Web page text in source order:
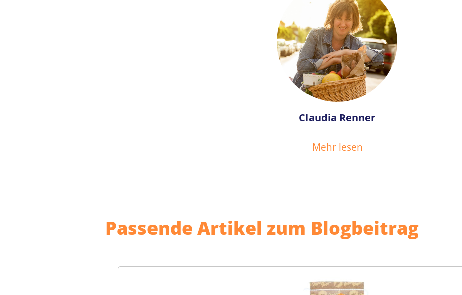
Claudia Renner
Mehr lesen
Passende Artikel zum Blogbeitrag